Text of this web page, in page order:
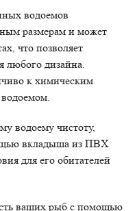
водоемов
размерам и может
что позволяет
любого дизайна.
к химическим
водоему чистоту,
вкладыша из ПВХ
для его обитателей
ваших рыб с помощью